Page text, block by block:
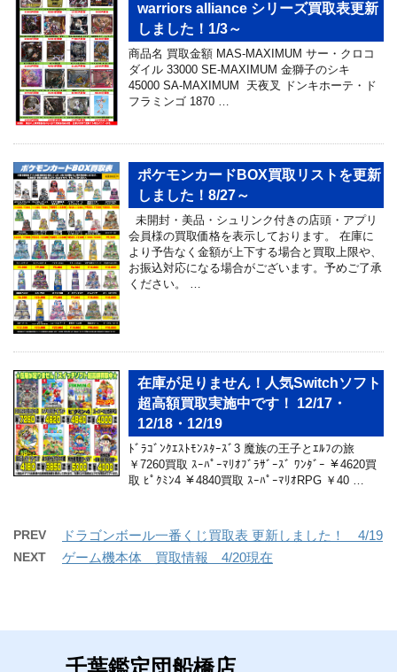
warriors alliance シリーズ買取表更新
しました！1/3～
商品名 買取金額 MAS-MAXIMUM サー・クロコ
ダイル 33000 SE-MAXIMUM 金獅子のシキ
45000 SA-MAXIMUM 天夜叉 ドンキホーテ・ド
フラミンゴ 1870 …
ポケモンカードBOX買取リストを更新
しました！8/27～
未開封・美品・シュリンク付きの店頭・アプリ
会員様の買取価格を表示しております。 在庫に
より予告なく金額が上下する場合と買取上限や、
お振込対応になる場合がございます。予めご了承
ください。 …
在庫が足りません！人気Switchソフト
超高額買取実施中です！ 12/17・
12/18・12/19
ﾄﾞﾗｺﾞﾝｸｴｽﾄﾓﾝｽﾀｰｽﾞ3 魔族の王子とｴﾙﾌの旅
￥7260買取 ｽｰﾊﾟｰﾏﾘｵﾌﾞﾗｻﾞｰｽﾞ ﾜﾝﾀﾞｰ ￥4620買
取 ﾋﾟｸﾐﾝ4 ￥4840買取 ｽｰﾊﾟｰﾏﾘｵRPG ￥40 …
PREV ドラゴンボール一番くじ買取表 更新しました！ 4/19
NEXT ゲーム機本体 買取情報 4/20現在
千葉鑑定団船橋店